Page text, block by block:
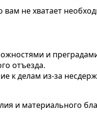
не хватает
и
отъезда.
к делам из-за
и материального